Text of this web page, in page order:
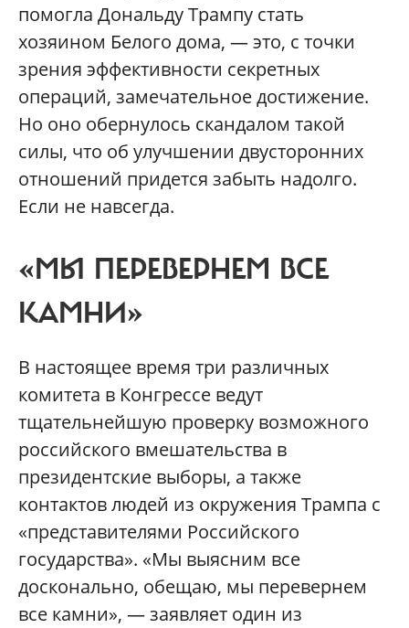
помогла Дональду Трампу стать
хозяином Белого дома, — это, с точки
зрения эффективности секретных
операций, замечательное достижение.
Но оно обернулось скандалом такой
силы, что об улучшении двусторонних
отношений придется забыть надолго.
Если не навсегда.
«МЫ ПЕРЕВЕРНЕМ ВСЕ
КАМНИ»
В настоящее время три различных
комитета в Конгрессе ведут
тщательнейшую проверку возможного
российского вмешательства в
президентские выборы, а также
контактов людей из окружения Трампа с
«представителями Российского
государства». «Мы выясним все
досконально, обещаю, мы перевернем
все камни», — заявляет один из